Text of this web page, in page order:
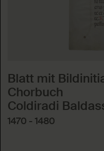
Blatt mit
Chorbuch
Coldiradi
1470 - 1480